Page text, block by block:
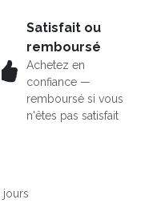
Satisfait ou
remboursé
Achetez en
confiance —
remboursé si vous
n'êtes pas satisfait
jours